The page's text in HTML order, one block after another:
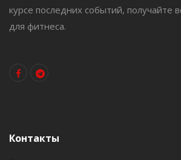
курсе последних событий, получайте
для фитнеса.
Контакты